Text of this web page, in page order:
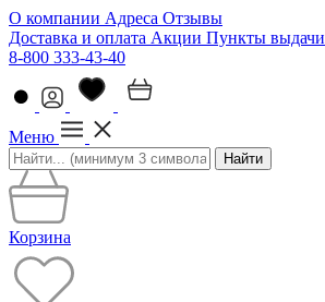
О компании Адреса Отзывы
Доставка и оплата Акции Пункты выдачи
8-800 333-43-40
Меню
Найти
Корзина